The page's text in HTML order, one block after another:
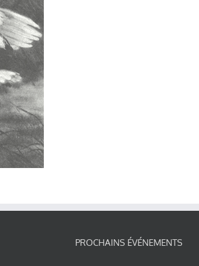
PROCHAINS ÉVÉNEMENTS